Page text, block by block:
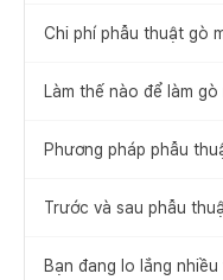
Chi phí phẫu thuật gò
Làm thế nào để làm
Phương pháp phẫu
Trước và sau phẫu
Bạn đang lo lắng nhiều